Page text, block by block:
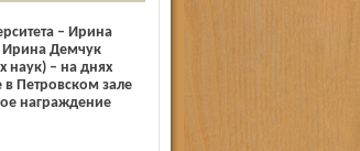
– Ирина
Ирина Демчук
наук) – на днях
в Петровском зале
награждение